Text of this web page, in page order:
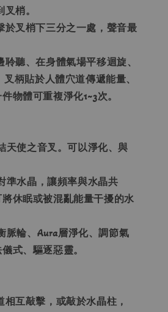
梢。
於叉梢下三分之一處，聲音最
聽、在身體氣場平移迴旋、
柄貼於人體穴道傳遞能量、
物體可重複淨化1~3次。
天使之音叉。可以淨化、與
準水晶，讓頻率與水晶共
休眠或被混亂能量干擾的水
脈輪、Aura層淨化、調節氣
式、驅逐惡靈。
互敲擊，或敲於水晶柱，